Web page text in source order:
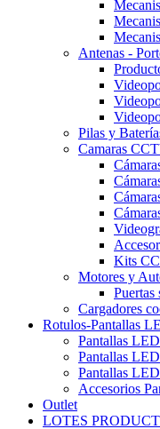
Antenas -
Pilas y
Camaras
Kits
Motores y
Puertas
Cargadores
Rotulos-Pantallas
Pantallas
Pantallas
Pantallas
Accesorios
Outlet
LOTES